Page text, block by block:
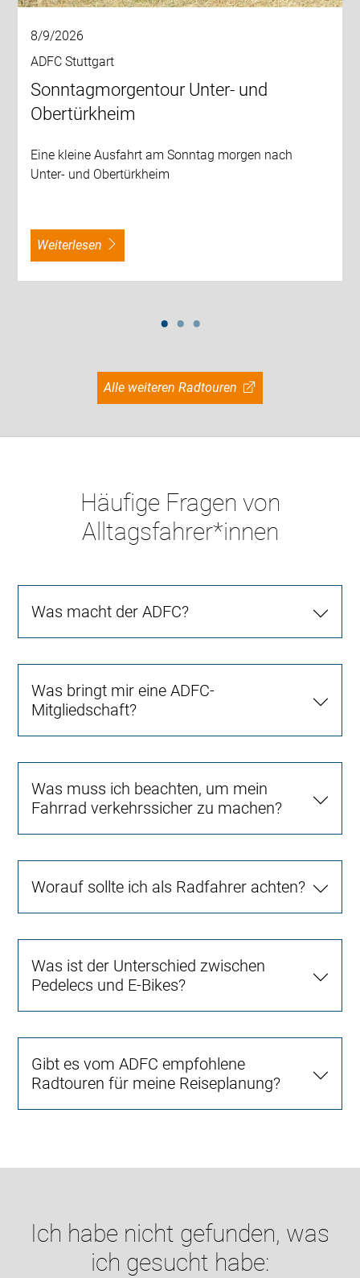
8/9/2026
ADFC Stuttgart
Sonntagmorgentour Unter- und
Obertürkheim
Eine kleine Ausfahrt am Sonntag morgen nach
Unter- und Obertürkheim
weiterlesen
Alle weiteren Radtouren
Häufige Fragen von
Alltagsfahrer*innen
Was macht der ADFC?
Was bringt mir eine ADFC-
Mitgliedschaft?
Was muss ich beachten, um mein
Fahrrad verkehrssicher zu machen?
Worauf sollte ich als Radfahrer achten?
Was ist der Unterschied zwischen
Pedelecs und E-Bikes?
Gibt es vom ADFC empfohlene
Radtouren für meine Reiseplanung?
Ich habe nicht gefunden, was
ich gesucht habe: